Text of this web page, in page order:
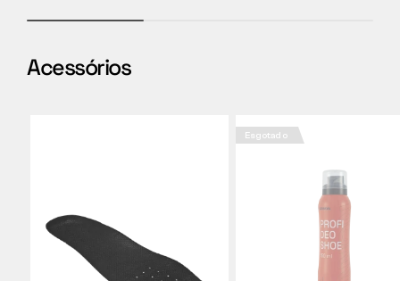
Acessórios
Esgotado